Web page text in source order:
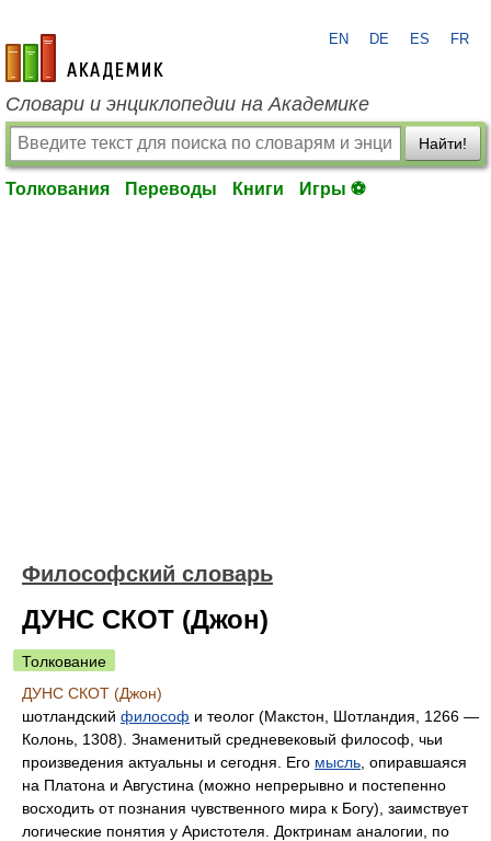
academic.ru
EN DE ES FR
Словари и энциклопедии на Академике
Найти!
Толкования Переводы Книги Игры ⚽
Философский словарь
ДУНС СКОТ (Джон)
Толкование
ДУНС СКОТ (Джон)
шотландский философ и теолог (Макстон, Шотландия, 1266 —
Колонь, 1308). Знаменитый средневековый философ, чьи
произведения актуальны и сегодня. Его мысль , опиравшаяся
на Платона и Августина (можно непрерывно и постепенно
восходить от познания чувственного мира к Богу), заимствует
логические понятия у Аристотеля. Доктринам аналогии, по